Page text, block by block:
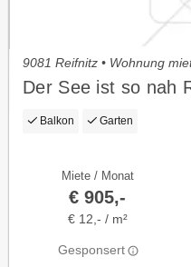
9081 Reifnitz • Wohnung
Der See ist so nah
Balkon Garten
Miete / Monat
€ 905,-
€ 12,- / m²
Gesponsert